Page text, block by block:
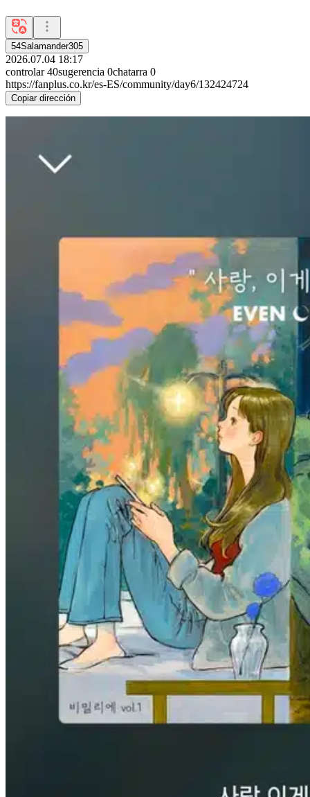
54Salamander305
2026.07.04 18:17
controlar 40sugerencia 0chatarra 0
https://fanplus.co.kr/es-ES/community/day6/132424724
Copiar dirección